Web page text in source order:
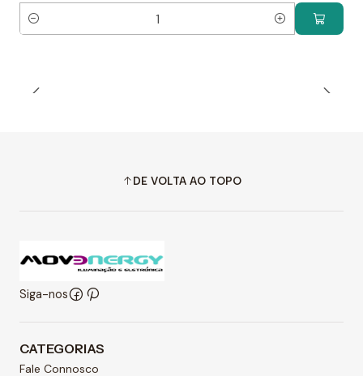
Quantidade
DE VOLTA AO TOPO
Siga-nos
CATEGORIAS
Fale Connosco